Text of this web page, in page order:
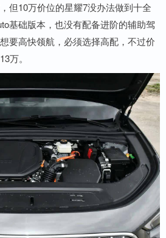
但10万价位的星耀7没办法做到十全
基础版本，也没有配备进阶的辅助驾
要高快领航，必须选择高配，不过价
万。